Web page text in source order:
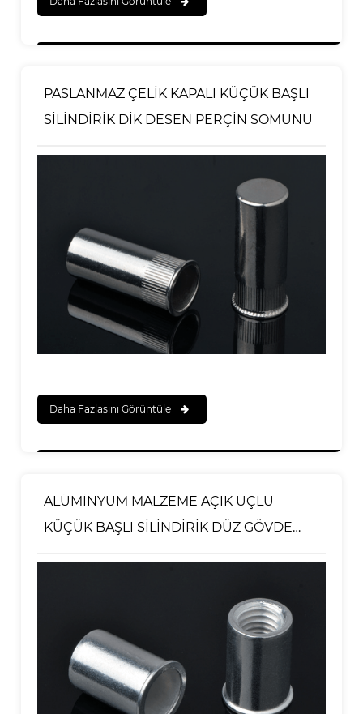
PASLANMAZ ÇELİK KAPALI KÜÇÜK BAŞLI
SİLİNDİRİK DİK DESEN PERÇİN SOMUNU
Daha Fazlasını Görüntüle
ALÜMİNYUM MALZEME AÇIK UÇLU
KÜÇÜK BAŞLI SİLİNDİRİK DÜZ GÖVDE